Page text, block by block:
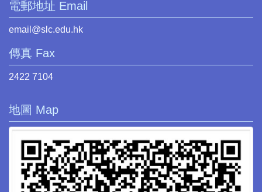
電郵地址 Email
email@slc.edu.hk
傳真 Fax
2422 7104
地圖 Map